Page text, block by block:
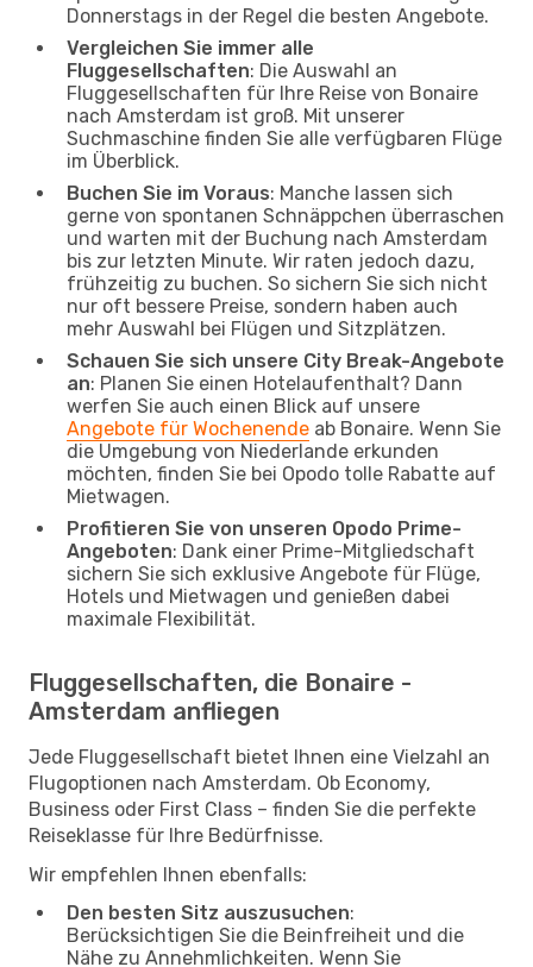
Donnerstags in der Regel die besten Angebote.
Vergleichen Sie immer alle
Fluggesellschaften: Die Auswahl an
Fluggesellschaften für Ihre Reise von Bonaire
nach Amsterdam ist groß. Mit unserer
Suchmaschine finden Sie alle verfügbaren Flüge
im Überblick.
Buchen Sie im Voraus: Manche lassen sich
gerne von spontanen Schnäppchen überraschen
und warten mit der Buchung nach Amsterdam
bis zur letzten Minute. Wir raten jedoch dazu,
frühzeitig zu buchen. So sichern Sie sich nicht
nur oft bessere Preise, sondern haben auch
mehr Auswahl bei Flügen und Sitzplätzen.
Schauen Sie sich unsere City Break-Angebote
an: Planen Sie einen Hotelaufenthalt? Dann
werfen Sie auch einen Blick auf unsere
Angebote für Wochenende ab Bonaire. Wenn Sie
die Umgebung von Niederlande erkunden
möchten, finden Sie bei Opodo tolle Rabatte auf
Mietwagen.
Profitieren Sie von unseren Opodo Prime-
Angeboten: Dank einer Prime-Mitgliedschaft
sichern Sie sich exklusive Angebote für Flüge,
Hotels und Mietwagen und genießen dabei
maximale Flexibilität.
Fluggesellschaften, die Bonaire -
Amsterdam anfliegen
Jede Fluggesellschaft bietet Ihnen eine Vielzahl an
Flugoptionen nach Amsterdam. Ob Economy,
Business oder First Class – finden Sie die perfekte
Reiseklasse für Ihre Bedürfnisse.
Wir empfehlen Ihnen ebenfalls:
Den besten Sitz auszusuchen:
Berücksichtigen Sie die Beinfreiheit und die
Nähe zu Annehmlichkeiten. Wenn Sie